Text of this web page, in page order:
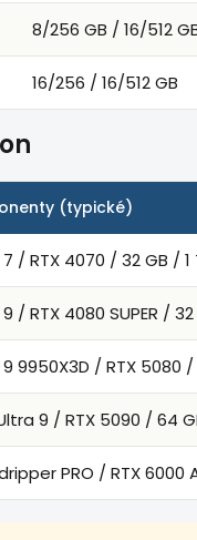
8/256 GB / 16/512
16/256 / 16/512 GB
(typické)
/ RTX 4070 / 32 GB / 1
/ RTX 4080 SUPER /
9950X3D / RTX 5080
9 / RTX 5090 / 64
PRO / RTX 6000